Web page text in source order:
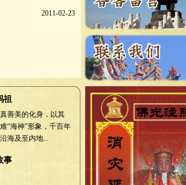
2011-02-23
祖
善美的化身，以其
“海神”形象，千百年
海及至内地...
事